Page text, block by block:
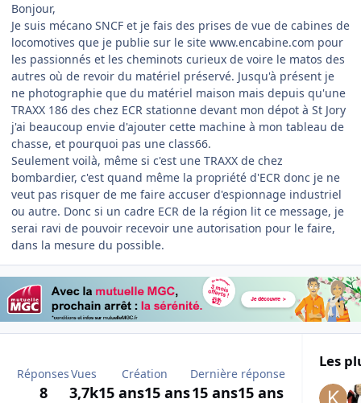
Bonjour,
Je suis mécano SNCF et je fais des prises de vue de cabines de
locomotives que je publie sur le site www.encabine.com pour
les passionnés et les cheminots curieux de voire le matos des
autres où de revoir du matériel préservé. Jusqu'à présent je
ne photographie que du matériel maison mais depuis qu'une
TRAXX 186 des chez ECR stationne devant mon dépot à St Jory
j'ai beaucoup envie d'ajouter cette machine à mon tableau de
chasse, et pourquoi pas une class66.
Seulement voilà, même si c'est une TRAXX de chez
bombardier, c'est quand même la propriété d'ECR donc je ne
veut pas risquer de me faire accuser d'espionnage industriel
ou autre. Donc si un cadre ECR de la région lit ce message, je
serai ravi de pouvoir recevoir une autorisation pour le faire,
dans la mesure du possible.
Réponses
8
Vues
3,7k
Création
15 ans15 ans
Dernière réponse
15 ans15 ans
Les